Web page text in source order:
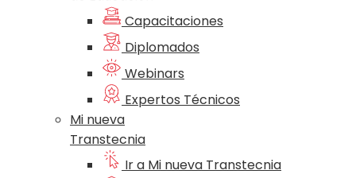
Capacitaciones
Diplomados
Webinars
Expertos Técnicos
Mi nueva
Transtecnia
Ir a Mi nueva Transtecnia